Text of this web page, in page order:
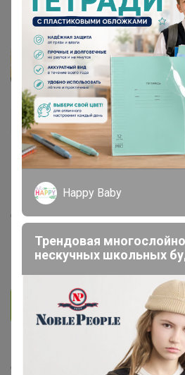
evgeshka
evgeshka
Гений СП
624 34 2 118
На сайте 17 июля, 2026 12:53
День рождения 02 декабря
Красноярск
В клубе с 13 мая 2015 г.
Личное
Скопировать ссылку
Happy Baby
Трендовая
нескучных школьных